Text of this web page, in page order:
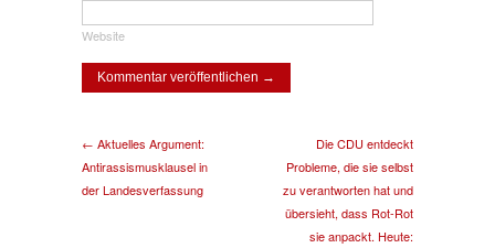
Website
← Aktuelles Argument:
Antirassismusklausel in
der Landesverfassung
Die CDU entdeckt
Probleme, die sie selbst
zu verantworten hat und
übersieht, dass Rot-Rot
sie anpackt. Heute: